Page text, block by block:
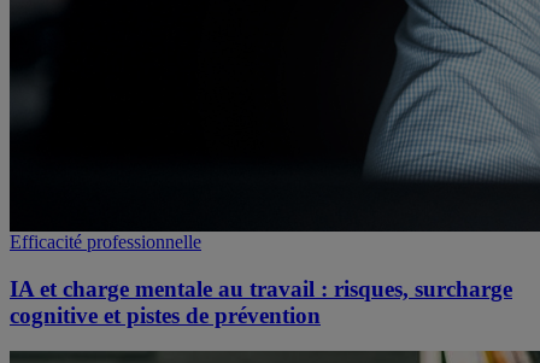
Efficacité professionnelle
IA et charge mentale au travail : risques, surcharge
cognitive et pistes de prévention